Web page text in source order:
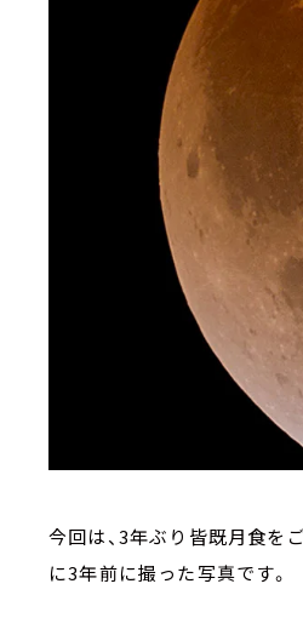
今回は、3年ぶり皆既月食を
に3年前に撮った写真です。